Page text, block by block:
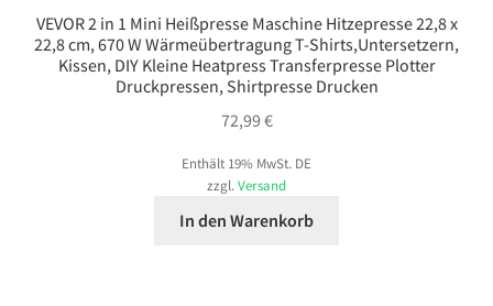
VEVOR 2 in 1 Mini Heißpresse Maschine Hitzepresse 22,8 x
22,8 cm, 670 W Wärmeübertragung T-Shirts,Untersetzern,
Kissen, DIY Kleine Heatpress Transferpresse Plotter
Druckpressen, Shirtpresse Drucken
72,99 €
Enthält 19% MwSt. DE
zzgl. Versand
In den Warenkorb